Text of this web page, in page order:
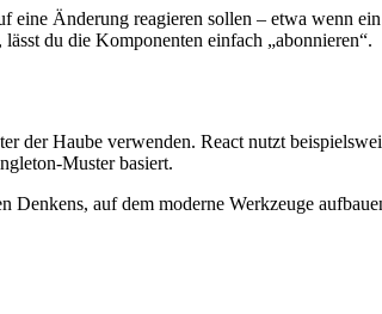
eine Änderung reagieren sollen – etwa wenn
du die Komponenten einfach „abonnieren“.
Haube verwenden. React nutzt
Muster basiert.
auf dem moderne Werkzeuge